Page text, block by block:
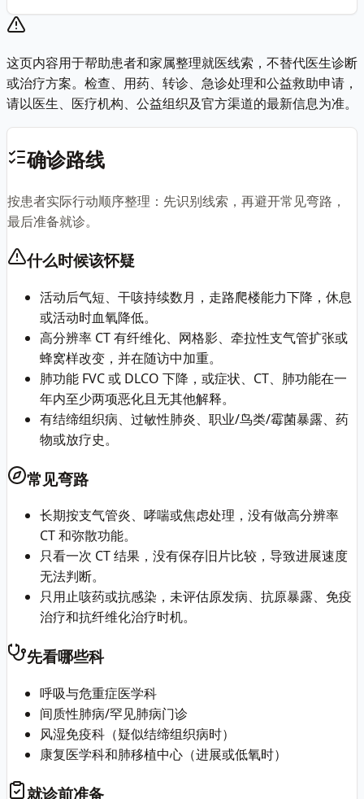
这页内容用于帮助患者和家属整理就医线索，不替代医生诊断
或治疗方案。检查、用药、转诊、急诊处理和公益救助申请，
请以医生、医疗机构、公益组织及官方渠道的最新信息为准。
确诊路线
按患者实际行动顺序整理：先识别线索，再避开常见弯路，
最后准备就诊。
什么时候该怀疑
活动后气短、干咳持续数月，走路爬楼能力下降，休息
或活动时血氧降低。
高分辨率 CT 有纤维化、网格影、牵拉性支气管扩张或
蜂窝样改变，并在随访中加重。
肺功能 FVC 或 DLCO 下降，或症状、CT、肺功能在一
年内至少两项恶化且无其他解释。
有结缔组织病、过敏性肺炎、职业/鸟类/霉菌暴露、药
物或放疗史。
常见弯路
长期按支气管炎、哮喘或焦虑处理，没有做高分辨率
CT 和弥散功能。
只看一次 CT 结果，没有保存旧片比较，导致进展速度
无法判断。
只用止咳药或抗感染，未评估原发病、抗原暴露、免疫
治疗和抗纤维化治疗时机。
先看哪些科
呼吸与危重症医学科
间质性肺病/罕见肺病门诊
风湿免疫科（疑似结缔组织病时）
康复医学科和肺移植中心（进展或低氧时）
就诊前准备